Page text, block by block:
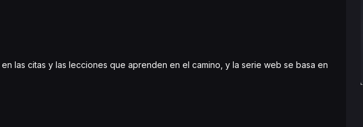
las citas y las lecciones que aprenden en el camino, y la serie web se basa en